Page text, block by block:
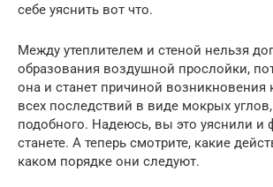
себе уяснить вот что.
Между утеплителем и стеной нельзя
образования воздушной прослойки,
она и станет причиной возникновения
всех последствий в виде мокрых
подобного. Надеюсь, вы это уяснили и
станете. А теперь смотрите, какие
каком порядке они следуют.